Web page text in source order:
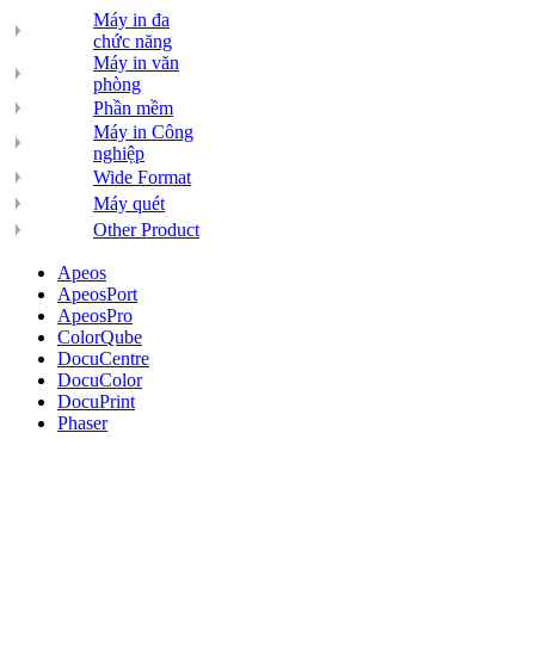
Máy in đa
chức năng
Máy in văn
phòng
Phần mềm
Máy in Công
nghiệp
Wide Format
Máy quét
Other Product
Apeos
ApeosPort
ApeosPro
ColorQube
DocuCentre
DocuColor
DocuPrint
Phaser